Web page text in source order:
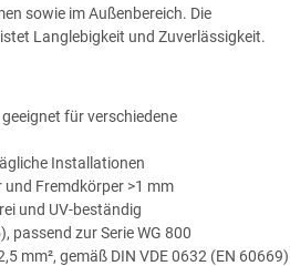
sowie im Außenbereich. Die
Langlebigkeit und Zuverlässigkeit.
für verschiedene
Installationen
Fremdkörper >1 mm
und UV-beständig
passend zur Serie WG 800
mm², gemäß DIN VDE 0632 (EN 60669)